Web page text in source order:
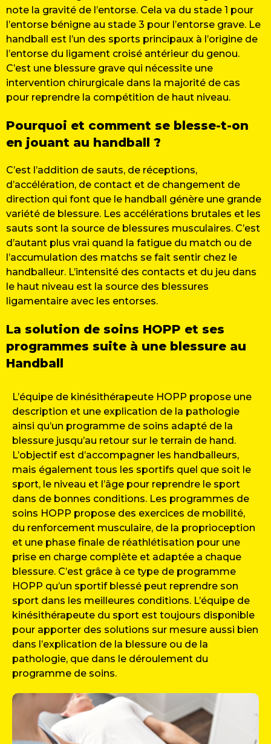
note la gravité de l’entorse. Cela va du stade 1 pour
l’entorse bénigne au stade 3 pour l’entorse grave. Le
handball est l’un des sports principaux à l’origine de
l’entorse du ligament croisé antérieur du genou.
C’est une blessure grave qui nécessite une
intervention chirurgicale dans la majorité de cas
pour reprendre la compétition de haut niveau.
Pourquoi et comment se blesse-t-on
en jouant au handball ?
C’est l’addition de sauts, de réceptions,
d’accélération, de contact et de changement de
direction qui font que le handball génère une grande
variété de blessure. Les accélérations brutales et les
sauts sont la source de blessures musculaires. C’est
d’autant plus vrai quand la fatigue du match ou de
l’accumulation des matchs se fait sentir chez le
handballeur. L’intensité des contacts et du jeu dans
le haut niveau est la source des blessures
ligamentaire avec les entorses.
La solution de soins HOPP et ses
programmes suite à une blessure au
Handball
L’équipe de kinésithérapeute HOPP propose une
description et une explication de la pathologie
ainsi qu’un programme de soins adapté de la
blessure jusqu’au retour sur le terrain de hand.
L’objectif est d’accompagner les handballeurs,
mais également tous les sportifs quel que soit le
sport, le niveau et l’âge pour reprendre le sport
dans de bonnes conditions. Les programmes de
soins HOPP propose des exercices de mobilité,
du renforcement musculaire, de la proprioception
et une phase finale de réathlétisation pour une
prise en charge complète et adaptée a chaque
blessure. C’est grâce à ce type de programme
HOPP qu’un sportif blessé peut reprendre son
sport dans les meilleures conditions. L’équipe de
kinésithérapeute du sport est toujours disponible
pour apporter des solutions sur mesure aussi bien
dans l’explication de la blessure ou de la
pathologie, que dans le déroulement du
programme de soins.